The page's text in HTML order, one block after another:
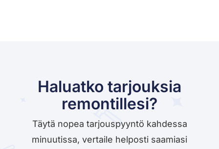
Haluatko tarjouksia
remontillesi?
Täytä nopea tarjouspyyntö kahdessa
minuutissa, vertaile helposti saamiasi